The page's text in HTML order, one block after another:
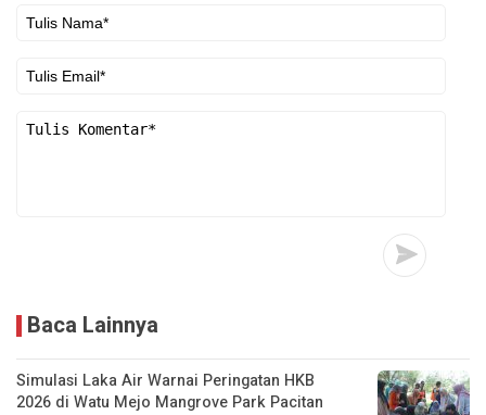
Baca Lainnya
Simulasi Laka Air Warnai Peringatan HKB
2026 di Watu Mejo Mangrove Park Pacitan